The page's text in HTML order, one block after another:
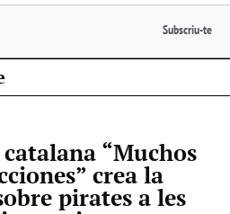
Subscriu-te
“Muchos
crea la
pirates a les